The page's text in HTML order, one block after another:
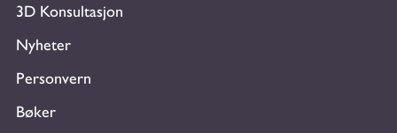
3D Konsultasjon
Nyheter
Personvern
Bøker